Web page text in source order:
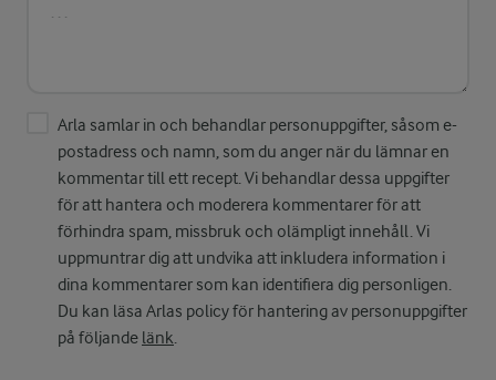
Arla samlar in och behandlar personuppgifter, såsom e-
postadress och namn, som du anger när du lämnar en
kommentar till ett recept. Vi behandlar dessa uppgifter
för att hantera och moderera kommentarer för att
förhindra spam, missbruk och olämpligt innehåll. Vi
uppmuntrar dig att undvika att inkludera information i
dina kommentarer som kan identifiera dig personligen.
Du kan läsa Arlas policy för hantering av personuppgifter
på följande länk.